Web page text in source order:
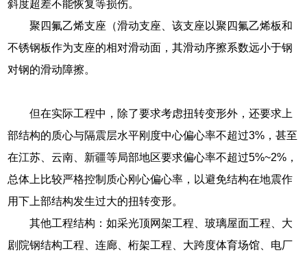
斜度超差不能恢复等损伤。
聚四氟乙烯支座（滑动支座、该支座以聚四氟乙烯板和
不锈钢板作为支座的相对滑动面，其滑动序擦系数远小于钢
对钢的滑动障擦。
但在实际工程中，除了要求考虑扭转变形外，还要求上
部结构的质心与隔震层水平刚度中心偏心率不超过3%，甚至
在江苏、云南、新疆等局部地区要求偏心率不超过5%~2%，
总体上比较严格控制质心刚心偏心率，以避免结构在地震作
用下上部结构发生过大的扭转变形。
其他工程结构：如采光顶网架工程、玻璃屋面工程、大
剧院钢结构工程、连廊、桁架工程、大跨度体育场馆、电厂